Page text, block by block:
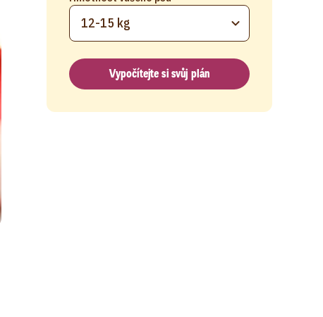
12-15 kg
Vypočítejte si svůj plán